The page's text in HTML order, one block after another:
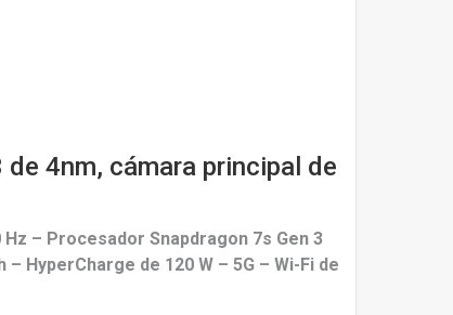
4nm, cámara principal de
– Procesador Snapdragon 7s Gen 3
HyperCharge de 120 W – 5G – Wi-Fi de